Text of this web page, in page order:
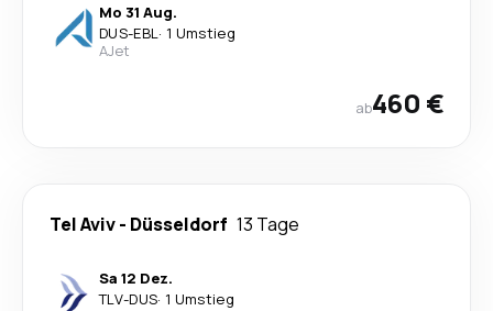
Mo 31 Aug.
DUS-EBL· 1 Umstieg
AJet
ab460 €
Tel Aviv- Düsseldorf 13 Tage
Sa 12 Dez.
TLV-DUS· 1 Umstieg